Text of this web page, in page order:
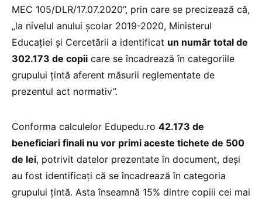
MEC 105/DLR/17.07.2020”, prin care se precizează că,
„la nivelul anului școlar 2019-2020, Ministerul
Educației și Cercetării a identificat un număr total de
302.173 de copii care se încadrează în categoriile
grupului țintă aferent măsurii reglementate de
prezentul act normativ”.
Conforma calculelor Edupedu.ro 42.173 de
beneficiari finali nu vor primi aceste tichete de 500
de lei, potrivit datelor prezentate în document, deși
au fost identificați că se încadrează în categoria
grupului țintă. Asta înseamnă 15% dintre copiii cei mai